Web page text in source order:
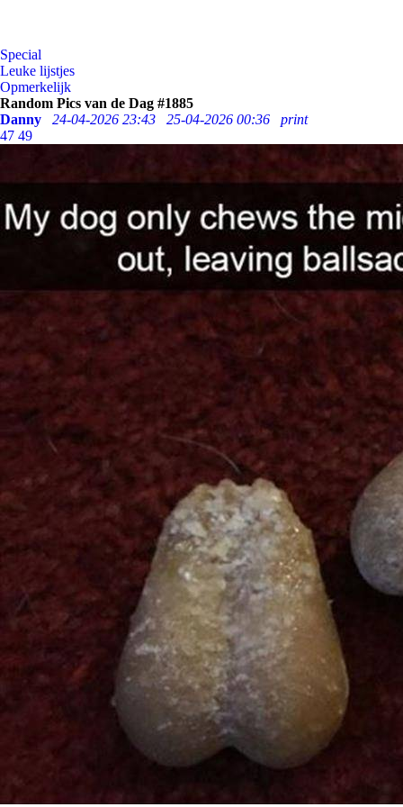
Special
Leuke lijstjes
Opmerkelijk
Random Pics van de Dag #1885
Danny
24-04-2026 23:43 25-04-2026 00:36
print
47 49